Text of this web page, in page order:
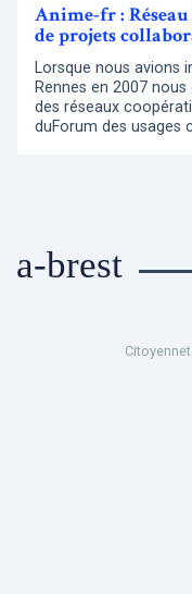
Anime-fr :
de projets
Lorsque nous avions
Rennes en 2007
des réseaux
duForum des usages
a-brest